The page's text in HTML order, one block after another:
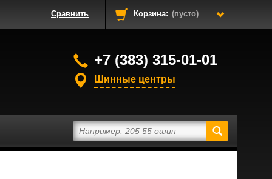
Сравнить Корзина: (пусто)
+7 (383) 315-01-01
Шинные центры